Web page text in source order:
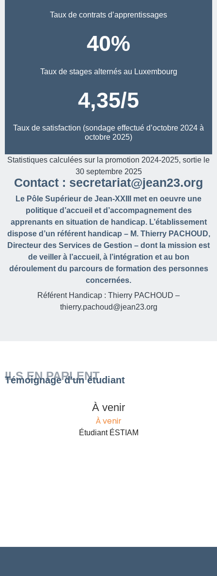
Taux de contrats d’apprentissages
40%
Taux de stages alternés au Luxembourg
4,35/5
Taux de satisfaction (sondage effectué d’octobre 2024 à
octobre 2025)
Statistiques calculées sur la promotion 2024-2025, sortie le
30 septembre 2025
Contact : secretariat@jean23.org
Le Pôle Supérieur de Jean-XXIII met en oeuvre une
politique d’accueil et d’accompagnement des
apprenants en situation de handicap. L’établissement
dispose d’un référent handicap – M. Thierry PACHOUD,
Directeur des Services de Gestion – dont la mission est
de veiller à l’accueil, à l’intégration et au bon
déroulement du parcours de formation des personnes
concernées.
Référent Handicap : Thierry PACHOUD –
thierry.pachoud@jean23.org
ILS EN PARLENT
Témoignage d'un étudiant
À venir
À venir
Étudiant ÉSTIAM